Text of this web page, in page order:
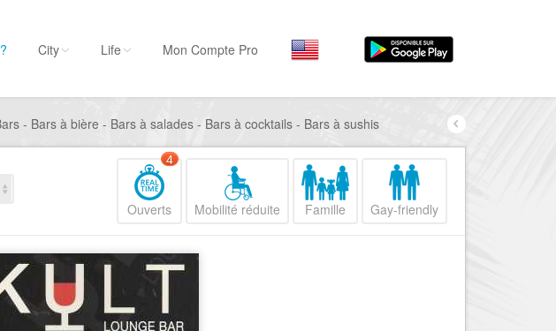
Par activité
Hôtels, ...
Visiter
Par quartiers
Nice Promenade du
Nice le Port
City Life Mon Compte Pro
- Bars à bière - Bars à salades - Bars à cocktails - Bars à sushis
Ouverts
4
Mobilité réduite Famille Gay-friendly